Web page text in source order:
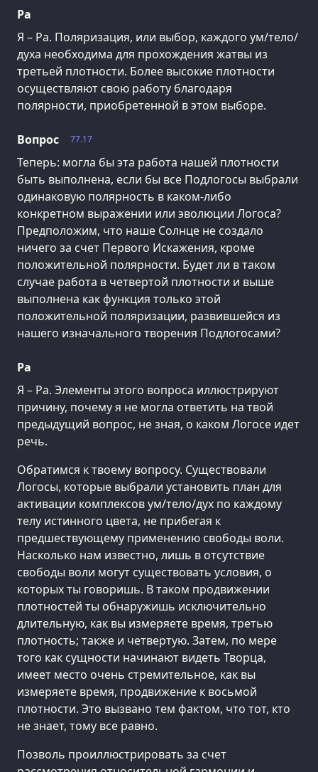
Ра
Я – Ра. Поляризация, или выбор, каждого ум/тело/
духа необходима для прохождения жатвы из
третьей плотности. Более высокие плотности
осуществляют свою работу благодаря
полярности, приобретенной в этом выборе.
77.17
Вопрос
Теперь: могла бы эта работа нашей плотности
быть выполнена, если бы все Подлогосы выбрали
одинаковую полярность в каком-либо
конкретном выражении или эволюции Логоса?
Предположим, что наше Солнце не создало
ничего за счет Первого Искажения, кроме
положительной полярности. Будет ли в таком
случае работа в четвертой плотности и выше
выполнена как функция только этой
положительной поляризации, развившейся из
нашего изначального творения Подлогосами?
Ра
Я – Ра. Элементы этого вопроса иллюстрируют
причину, почему я не могла ответить на твой
предыдущий вопрос, не зная, о каком Логосе идет
речь.
Обратимся к твоему вопросу. Существовали
Логосы, которые выбрали установить план для
активации комплексов ум/тело/дух по каждому
телу истинного цвета, не прибегая к
предшествующему применению свободы воли.
Насколько нам известно, лишь в отсутствие
свободы воли могут существовать условия, о
которых ты говоришь. В таком продвижении
плотностей ты обнаружишь исключительно
длительную, как вы измеряете время, третью
плотность; также и четвертую. Затем, по мере
того как сущности начинают видеть Творца,
имеет место очень стремительное, как вы
измеряете время, продвижение к восьмой
плотности. Это вызвано тем фактом, что тот, кто
не знает, тому все равно.
Позволь проиллюстрировать за счет